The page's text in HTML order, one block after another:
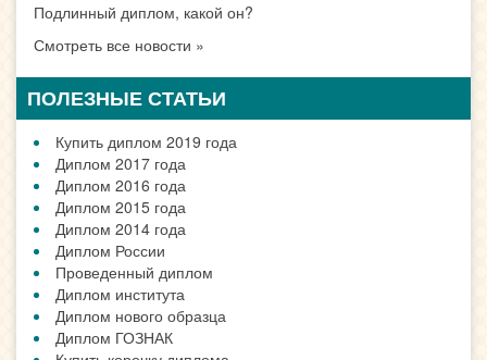
Подлинный диплом, какой он?
Смотреть все новости »
ПОЛЕЗНЫЕ СТАТЬИ
Купить диплом 2019 года
Диплом 2017 года
Диплом 2016 года
Диплом 2015 года
Диплом 2014 года
Диплом России
Проведенный диплом
Диплом института
Диплом нового образца
Диплом ГОЗНАК